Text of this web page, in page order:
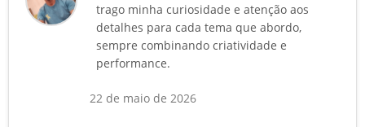
trago minha curiosidade e atenção aos
detalhes para cada tema que abordo,
sempre combinando criatividade e
performance.
22 de maio de 2026